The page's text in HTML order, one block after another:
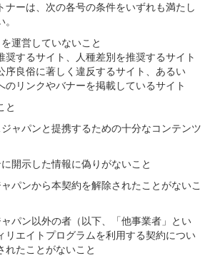
ナーは、次の各号の条件をいずれも満たし
運営していないこと
奨するサイト、人種差別を推奨するサイト
序良俗に著しく違反するサイト、あるい
のリンクやバナーを掲載しているサイト
と
ャパンと提携するための十分なコンテンツ
開示した情報に偽りがないこと
パンから本契約を解除されたことがないこ
パン以外の者（以下、「他事業者」とい
リエイトプログラムを利用する契約につい
れたことがないこと